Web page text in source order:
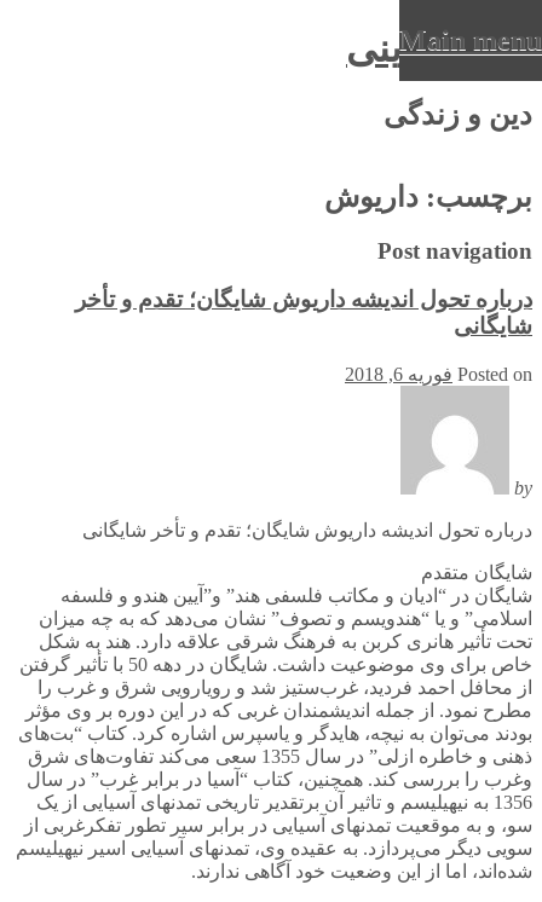
عرفان دینی
دین و زندگی
Main menu
to
content
برچسب: داریوش
Post navigation
درباره تحول اندیشه داریوش شایگان؛ تقدم و تأخر
شایگانی
Posted on فوریه 6, 2018
by
درباره تحول اندیشه داریوش شایگان؛ تقدم و تأخر شایگانی
شایگان متقدم
شایگان در “ادیان و مکاتب فلسفی هند” و”آیین هندو و فلسفه
اسلامی” و یا “هندویسم و تصوف” نشان می‌دهد که به چه میزان
تحت تأثیر هانری کربن به فرهنگ شرقی علاقه دارد. هند به شکل
خاص برای وی موضوعیت داشت. شایگان در دهه 50 با تأثیر گرفتن
از محافل احمد فردید، غرب‌ستیز شد و رویارویی شرق و غرب را
مطرح نمود. از جمله اندیشمندان غربی که در این دوره بر وی مؤثر
بودند می‌توان به نیچه، هایدگر و یاسپرس اشاره کرد. کتاب “بت‌های
ذهنی و خاطره ازلی‌” در سال 1355 سعی می‌کند تفاوت‌های شرق
وغرب را بررسی کند. همچنین، کتاب “آسیا در برابر غرب” در سال
1356 به نیهیلیسم و تاثیر آن برتقدیر تاریخی تمدنهای آسیایی از یک
سو، و به موقعیت تمدنهای آسیایی در برابر سیر تطور تفکرغربی از
سویی دیگر می‌پردازد. به عقیده وی، تمدنهای آسیایی اسیر نیهیلیسم
شده‌اند، اما از این وضعیت خود آگاهی ندارند.